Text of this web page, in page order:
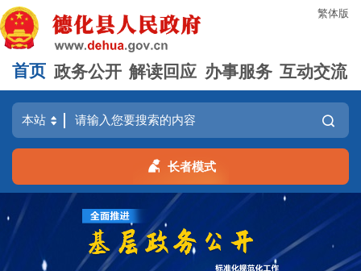
繁体版
首页 政务公开 解读回应 办事服务 互动交流
长者模式